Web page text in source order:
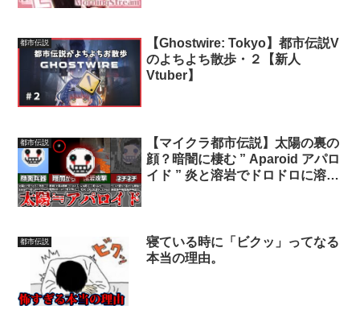
都市伝説
【Ghostwire: Tokyo】都市伝説V
のよちよち散歩・２【新人
Vtuber】
都市伝説
【マイクラ都市伝説】太陽の裏の
顔？暗闇に棲む ” Aparoid アパロ
イド ” 炎と溶岩でドロドロに溶か
都市伝説
寝ている時に「ビクッ」ってなる
本当の理由。